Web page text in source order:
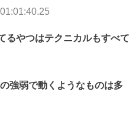
るやつはテクニカルもすべて
強弱で動くようなものは多